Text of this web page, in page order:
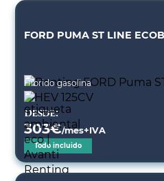
FORD PUMA ST LINE
Híbrido gasolina
Desde:
303€/mes+IVA
Todo incluido